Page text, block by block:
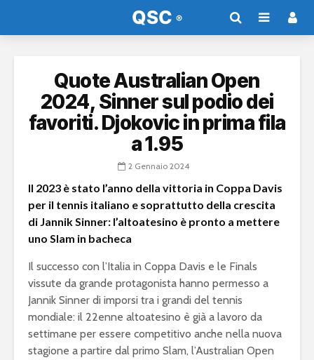
Quote Australian Open
2024, Sinner sul podio dei
favoriti. Djokovic in prima fila
a 1.95
2 Gennaio 2024
Il 2023 è stato l’anno della vittoria in Coppa Davis
per il tennis italiano e soprattutto della crescita
di Jannik Sinner: l’altoatesino è pronto a mettere
uno Slam in bacheca
Il successo con l’Italia in Coppa Davis e le Finals
vissute da grande protagonista hanno permesso a
Jannik Sinner di imporsi tra i grandi del tennis
mondiale: il 22enne altoatesino è già a lavoro da
settimane per essere competitivo anche nella nuova
stagione a partire dal primo Slam, l’Australian Open